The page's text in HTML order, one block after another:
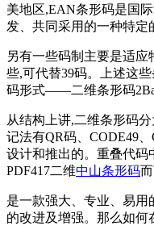
美地区,EAN条形码是国
发、共同采用的一种特定
另有一些码制主要是适
些,可代替39码。上述这
码形式——二维条形码
从结构上讲,二维条形码
记法有QR码、CODE49
设计和推出的。重叠代码
PDF417二维中山条形码
是一款强大、专业、易
的改进及增强。那么如